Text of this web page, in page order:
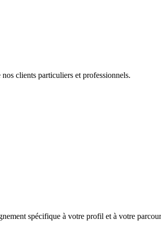
nos clients particuliers et professionnels.
spécifique à votre profil et à votre